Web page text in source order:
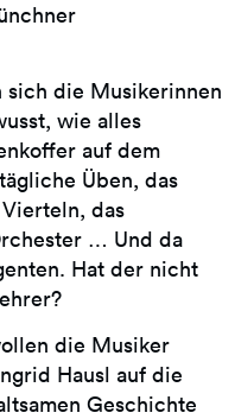
sich die Musikerinnen
wie alles
auf dem
Üben, das
das
… Und da
Hat der nicht
die Musiker
Hausl auf die
Geschichte